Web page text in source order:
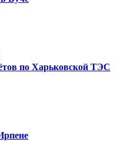
по Харьковской ТЭС